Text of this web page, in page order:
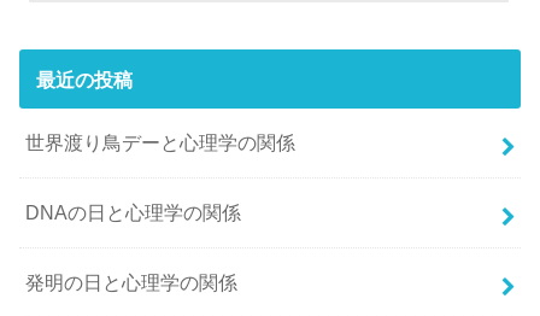
最近の投稿
世界渡り鳥デーと心理学の関係
DNAの日と心理学の関係
発明の日と心理学の関係